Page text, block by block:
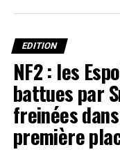
EDITION
NF2 : les
battues par
freinées
première